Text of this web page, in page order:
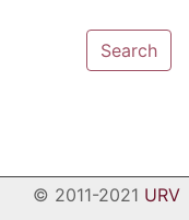
© 2011-2021 URV